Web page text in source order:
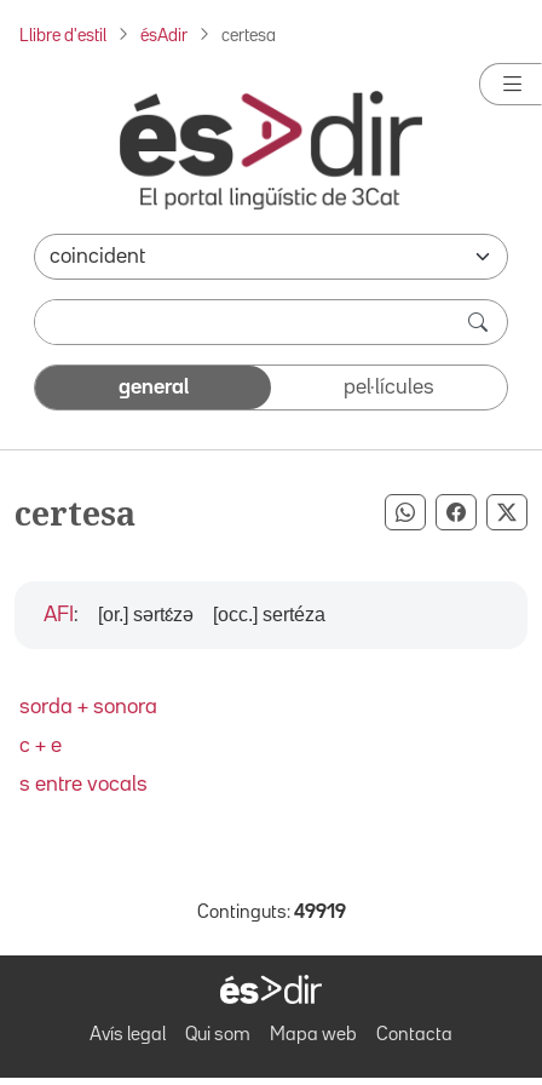
Llibre d'estil ésAdir certesa
general pel·lícules
certesa Compartir
AFI : [or.] sərtɛ́zə [occ.] sertéza
sorda + sonora
c + e
s entre vocals
Continguts: 49919
Avís legal Qui som Mapa web Contacta